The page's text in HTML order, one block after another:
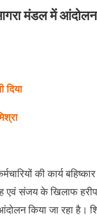
मंडल में
दिया
की कार्य
एवं संजय के खिलाफ
किया जा रहा है।